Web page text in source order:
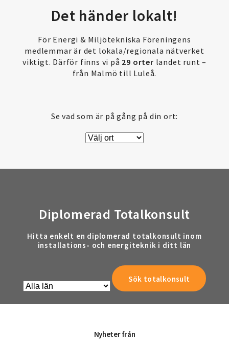
Det händer lokalt!
För Energi & Miljötekniska Föreningens
medlemmar är det lokala/regionala nätverket
viktigt. Därför finns vi på 29 orter landet runt –
från Malmö till Luleå.
Se vad som är på gång på din ort:
Diplomerad Totalkonsult
Hitta enkelt en diplomerad totalkonsult inom
installations- och energiteknik i ditt län
Nyheter från